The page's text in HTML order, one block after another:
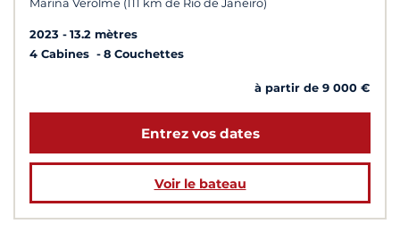
Marina Verolme (111 km de Rio de Janeiro)
2023
13.2 mètres
4 Cabines
8 Couchettes
à partir de 9 000 €
Entrez vos dates
Voir le bateau